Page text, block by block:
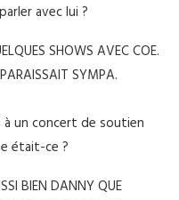
avec lui ?
SHOWS AVEC COE.
SYMPA.
à un concert de soutien
était-ce ?
BIEN DANNY QUE